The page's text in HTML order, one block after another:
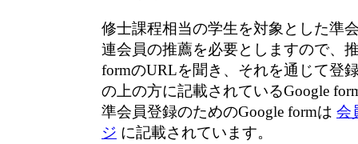
修士課程相当の学生を対象とした準
連会員の推薦を必要としますので、
formのURLを聞き、それを通じて登
の上の方に記載されているGoogle
準会員登録のためのGoogle formは 会
ジ に記載されています。